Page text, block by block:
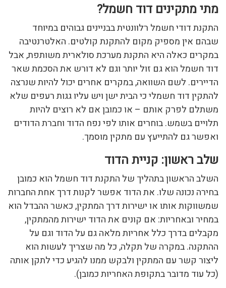
מתי מתקינים דוד חשמל?
התקנת דודי חשמל רלוונטית בבניינים גבוהים במיוחד
שבהם אין מספיק מקום להתקנת קולטים. האלטרנטיבה
במקרים כאלה היא התקנת מערכת סולארית משותפת, אבל
דוד חשמל הוא גם זול יותר וגם לא דורש את הסכמת שאר
הדיירים. לשם השוואה, במקרים אחרים יכול להיות שנרצה
להתקין דוד חשמלי כי הבית ישן ויש עליו גגות רעפים שלא
משתלם לפרק אותם – או כמובן אם לא רוצים להיות
תלויים בשמש. בוחרים אותו לפי נפח הדוד וחברת הדודים
ואפשר גם להתייעץ עם מתקין מוסמך.
שלב ראשון: קניית הדוד
השלב הראשון בתהליך של התקנת דוד חשמל הוא כמובן
בחירה נכונה שלו. את הדוד אפשר לקנות דרך אחת החברות
שמשווקות אותו או ישירות דרך המתקין, כאשר ההבדל הוא
במחיר ובאחריות: אם קונים את הדוד ישירות מהמתקין,
מקבלים בדרך כלל אחריות מלאה גם על הדוד וגם על
ההתקנה. במקרה של תקלה, כל מה שצריך לעשות הוא
ליצור קשר עם המתקין ולבקש ממנו להגיע כדי לתקן אותה
(כל עוד מדובר בתקופת האחריות כמובן).